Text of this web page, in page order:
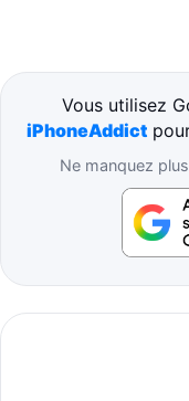
Vous utilisez
iPhoneAddict
Ne manquez